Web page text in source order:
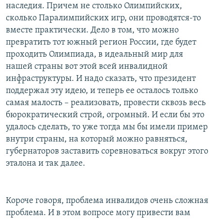
наследия. Причем не столько Олимпийских,
сколько Паралимпийских игр, они проводятся-то
вместе практически. Дело в том, что можно
превратить тот южный регион России, где будет
проходить Олимпиада, в идеальный мир для
нашей страны вот этой всей инвалидной
инфраструктуры. И надо сказать, что президент
поддержал эту идею, и теперь ее осталось только
самая малость – реализовать, провести сквозь весь
бюрократический строй, огромный. И если бы это
удалось сделать, то уже тогда мы бы имели пример
внутри страны, на который можно равняться,
губернаторов заставить соревноваться вокруг этого
эталона и так далее.
Короче говоря, проблема инвалидов очень сложная
проблема. И в этом вопросе могу привести вам